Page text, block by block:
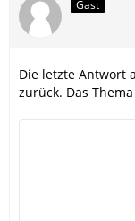
Gast
Die letzte Antwort
zurück. Das